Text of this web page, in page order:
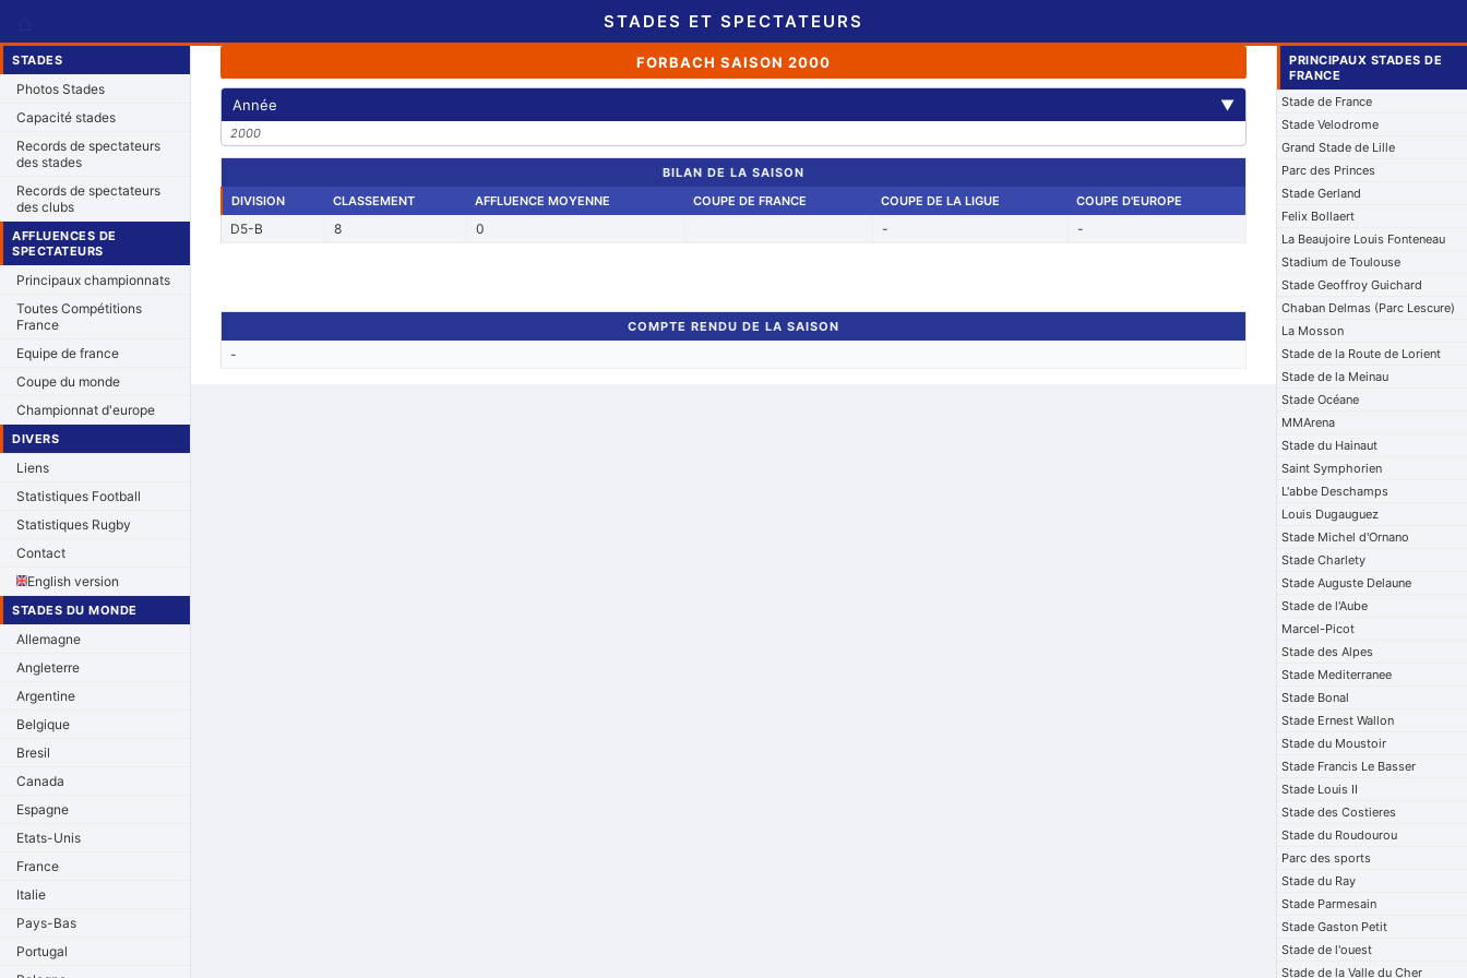
STADES ET SPECTATEURS
STADES
Photos Stades
Capacité stades
Records de spectateurs
des stades
Records de spectateurs
des clubs
AFFLUENCES DE
SPECTATEURS
Principaux championnats
Toutes Compétitions
France
Equipe de france
Coupe du monde
Championnat d'europe
DIVERS
Liens
Statistiques Football
Statistiques Rugby
Contact
English version
STADES DU MONDE
Allemagne
Angleterre
Argentine
Belgique
Bresil
Canada
Espagne
Etats-Unis
France
Italie
Pays-Bas
Portugal
FORBACH SAISON 2000
Année ▼
2000
BILAN DE LA SAISON
DIVISION
CLASSEMENT AFFLUENCE MOYENNE COUPE DE FRANCE COUPE DE LA LIGUE COUPE D'EUROPE
D5-B 8 0 - -
COMPTE RENDU DE LA SAISON
-
PRINCIPAUX STADES DE
FRANCE
Stade de France
Stade Velodrome
Grand Stade de Lille
Parc des Princes
Stade Gerland
Felix Bollaert
La Beaujoire Louis Fonteneau
Stadium de Toulouse
Stade Geoffroy Guichard
Chaban Delmas (Parc Lescure)
La Mosson
Stade de la Route de Lorient
Stade de la Meinau
Stade Océane
MMArena
Stade du Hainaut
Saint Symphorien
L'abbe Deschamps
Louis Dugauguez
Stade Michel d'Ornano
Stade Charlety
Stade Auguste Delaune
Stade de l'Aube
Marcel-Picot
Stade des Alpes
Stade Mediterranee
Stade Bonal
Stade Ernest Wallon
Stade du Moustoir
Stade Francis Le Basser
Stade Louis II
Stade des Costieres
Stade du Roudourou
Parc des sports
Stade du Ray
Stade Parmesain
Stade Gaston Petit
Stade de l'ouest
Stade de la Valle du Cher